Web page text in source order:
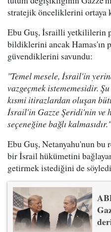
stratejik önceliklerini ortaya
Ebu Guş, İsrailli yetkililerin
bildiklerini ancak Hamas'ın
güvendiklerini savundu:
"Temel mesele, İsrail'in
vazgeçmek istememesidir.
kısmi itirazlardan oluşan
İsrail'in Gazze Şeridi'nin ve
seçeneğine bağlı kalmasıdır."
Ebu Guş, Netanyahu'nun
bir İsrail hükümetini
getirmek istediğini de